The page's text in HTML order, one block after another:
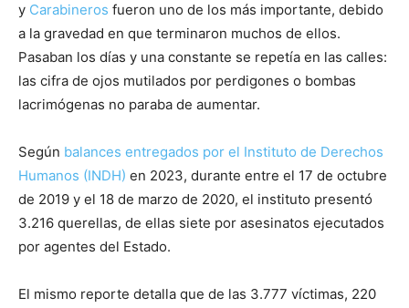
y Carabineros fueron uno de los más importante, debido
a la gravedad en que terminaron muchos de ellos.
Pasaban los días y una constante se repetía en las calles:
las cifra de ojos mutilados por perdigones o bombas
lacrimógenas no paraba de aumentar.
Según balances entregados por el Instituto de Derechos
Humanos (INDH) en 2023, durante entre el 17 de octubre
de 2019 y el 18 de marzo de 2020, el instituto presentó
3.216 querellas, de ellas siete por asesinatos ejecutados
por agentes del Estado.
El mismo reporte detalla que de las 3.777 víctimas, 220